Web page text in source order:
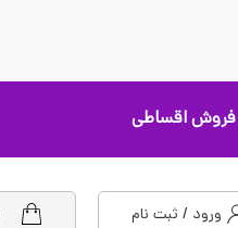
فروش اقساطی
ورود / ثبت نام